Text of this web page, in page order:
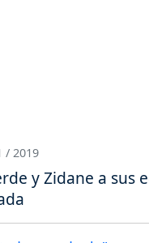
/ 2019
y Zidane a sus